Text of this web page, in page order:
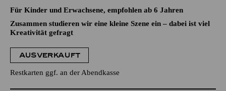
Für Kinder und Erwachsene, empfohlen ab 6 Jahren
Zusammen studieren wir eine kleine Szene ein – dabei ist viel
Kreativität gefragt
AUSVERKAUFT
Restkarten ggf. an der Abendkasse